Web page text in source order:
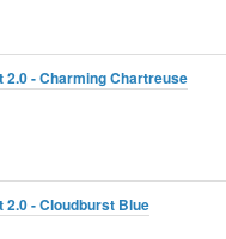
- Charming Chartreuse
2.0 - Cloudburst Blue